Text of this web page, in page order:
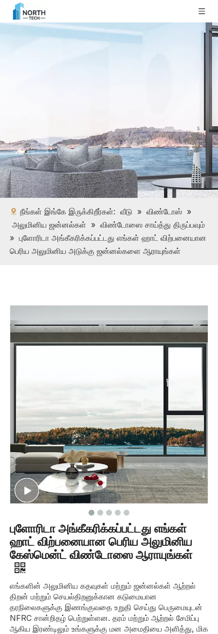
நீங்கள் இங்கே இருக்கிறீர்கள்: வீடு » விண்டோஸ் »
அலுமினிய ஜன்னல்கள் » விண்டோஸை சாய்த்து திருப்பவும்
» புளோரிடா அங்கீகரிக்கப்பட்டது எங்கள் ஹாட் விற்பனையான
பெரிய அலுமினிய அடுக்கு ஜன்னல்களை ஆராயுங்கள்
புளோரிடா அங்கீகரிக்கப்பட்டது எங்கள்
ஹாட் விற்பனையான பெரிய அலுமினிய
கேஸ்மென்ட் விண்டோஸை ஆராயுங்கள்
எங்களின் அலுமினிய கதவுகள் மற்றும் ஜன்னல்கள் ஆற்றல்
திறன் மற்றும் செயல்திறனுக்கான கடுமையான
தரநிலைகளுக்கு இணங்குவதை உறுதி செய்து பெருமையுடன்
NFRC சான்றிதழ் பெற்றுள்ளன. தரம் மற்றும் ஆற்றல் சேமிப்பு
ஆகிய இரண்டிலும் உங்களுக்கு மன அமைதியை அளித்து, மிக